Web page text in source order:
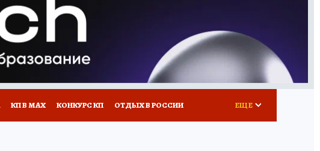
КП В МАХ КОНКУРС КП ОТДЫХ В РОССИИ ЕЩЕ